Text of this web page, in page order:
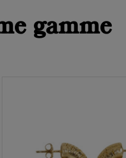
gamme